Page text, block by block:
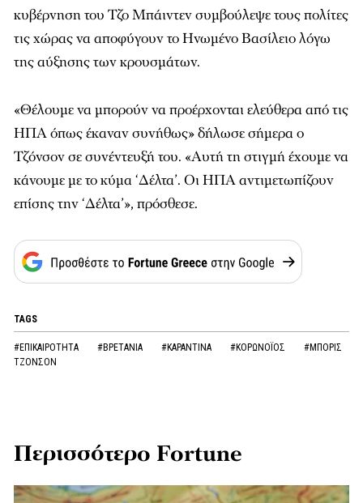
κυβέρνηση του Τζο Μπάιντεν συμβούλεψε τους πολίτες
τις χώρας να αποφύγουν το Ηνωμένο Βασίλειο λόγω
της αύξησης των κρουσμάτων.
«Θέλουμε να μπορούν να προέρχονται ελεύθερα από τις
ΗΠΑ όπως έκαναν συνήθως» δήλωσε σήμερα ο
Τζόνσον σε συνέντευξή του. «Αυτή τη στιγμή έχουμε να
κάνουμε με το κύμα ‘Δέλτα’. Οι ΗΠΑ αντιμετωπίζουν
επίσης την ‘Δέλτα’», πρόσθεσε.
TAGS
#ΕΠΙΚΑΙΡΟΤΗΤΑ #ΒΡΕΤΑΝΙΑ #ΚΑΡΑΝΤΙΝΑ #ΚΟΡΩΝOΪΟΣ
#ΜΠΟΡΙΣ
ΤΖΟΝΣΟΝ
Περισσότερο Fortune